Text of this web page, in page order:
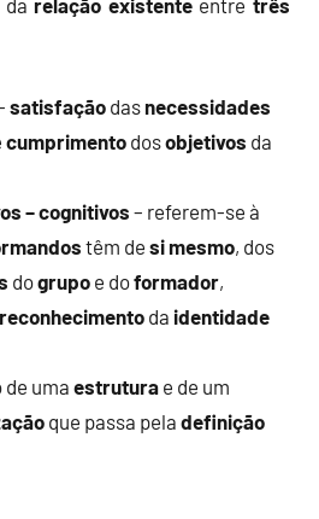
darelação existenteentretrês
satisfação dasnecessidades
cumprimento dosobjetivos da
– cognitivos– referem-se à
têm desimesmo, dos
dogrupo e doformador,
reconhecimento da identidade
de umaestrutura e de um
que passa peladefinição